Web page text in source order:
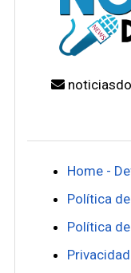
Home -
Política
Política